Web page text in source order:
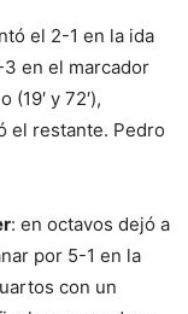
el 2-1 en la ida
en el marcador
y 72′),
el restante. Pedro
: en octavos dejó a
por 5-1 en la
con un